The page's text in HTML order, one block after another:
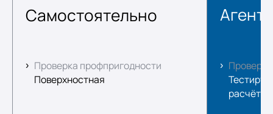
Самостоятельно
Проверка профпригодности
Поверхностная
расчётах